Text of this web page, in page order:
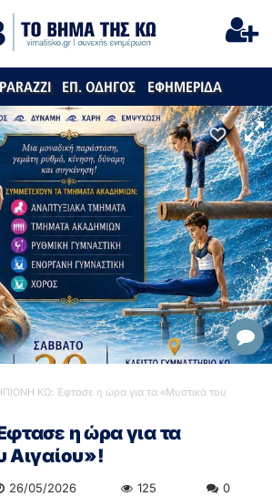
ΕΠ. ΟΔΗΓΟΣ ΕΦΗΜΕΡΙΔΑ
ΚΩ: Έφτασε η ώρα για τα «Μυστικά του
η ώρα για τα
Αιγαίου»!
26/05/2026 125 0